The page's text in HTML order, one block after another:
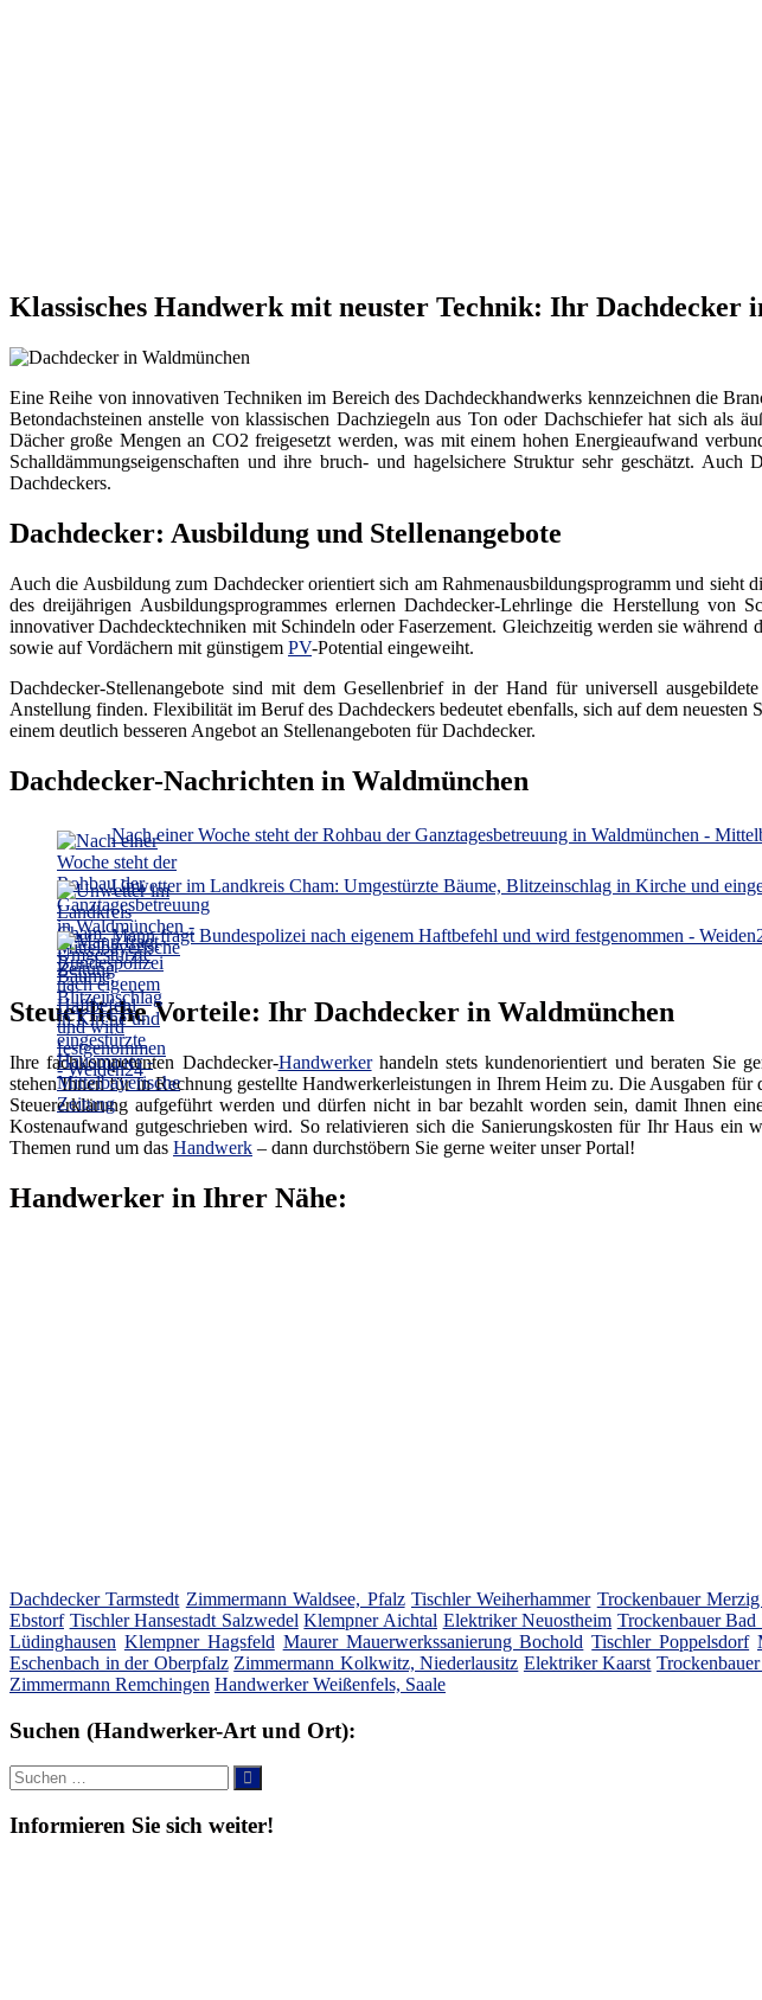
Klassisches Handwerk mit neuster Technik: Ihr Dachdecker
Eine Reihe von innovativen Techniken im Bereich des Dachdeckhandwerks kennzeichnen die
Betondachsteinen anstelle von klassischen Dachziegeln aus Ton oder Dachschiefer hat sich
Dächer große Mengen an CO2 freigesetzt werden, was mit einem hohen Energieaufwand
Schalldämmungseigenschaften und ihre bruch- und hagelsichere Struktur sehr geschätzt.
Dachdeckers.
Dachdecker: Ausbildung und Stellenangebote
Auch die Ausbildung zum Dachdecker orientiert sich am Rahmenausbildungsprogramm und
des dreijährigen Ausbildungsprogrammes erlernen Dachdecker-Lehrlinge die Herstellung
innovativer Dachdecktechniken mit Schindeln oder Faserzement. Gleichzeitig werden sie
sowie auf Vordächern mit günstigem PV-Potential eingeweiht.
Dachdecker-Stellenangebote sind mit dem Gesellenbrief in der Hand für universell
Anstellung finden. Flexibilität im Beruf des Dachdeckers bedeutet ebenfalls, sich auf dem
einem deutlich besseren Angebot an Stellenangeboten für Dachdecker.
Dachdecker-Nachrichten in Waldmünchen
Nach einer Woche steht der Rohbau der Ganztagesbetreuung in Waldmünchen -
Unwetter im Landkreis Cham: Umgestürzte Bäume, Blitzeinschlag in Kirche und
Mann fragt Bundespolizei nach eigenem Haftbefehl und wird festgenommen -
Steuerliche Vorteile: Ihr Dachdecker in Waldmünchen
Ihre fachkompetenten Dachdecker-Handwerkerhandeln stets kundenorientiert und beraten Sie
stehen Ihnen für in Rechnung gestellte Handwerkerleistungen in Ihrem Heim zu. Die Ausgaben für
Steuererklärung aufgeführt werden und dürfen nicht in bar bezahlt worden sein, damit Ihnen
Kostenaufwand gutgeschrieben wird. So relativieren sich die Sanierungskosten für Ihr Haus ein
Themen rund um das Handwerk – dann durchstöbern Sie gerne weiter unser Portal!
Handwerker in Ihrer Nähe:
Dachdecker Tarmstedt Zimmermann Waldsee, Pfalz Tischler Weiherhammer Trockenbauer
Ebstorf Tischler Hansestadt Salzwedel Klempner Aichtal Elektriker Neuostheim Trockenbauer Bad
Lüdinghausen Klempner Hagsfeld Maurer Mauerwerkssanierung Bochold Tischler Poppelsdorf
Eschenbach in der Oberpfalz Zimmermann Kolkwitz, Niederlausitz Elektriker Kaarst
Zimmermann Remchingen Handwerker Weißenfels, Saale
Suchen (Handwerker-Art und Ort):
Suche
nach:
Suchen
Informieren Sie sich weiter!